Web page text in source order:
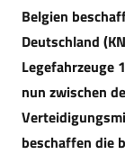
Belgien
Deutschland
Legefahrzeuge
nun zwischen
beschaffen die